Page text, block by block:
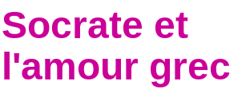
Socrate et
l'amour grec